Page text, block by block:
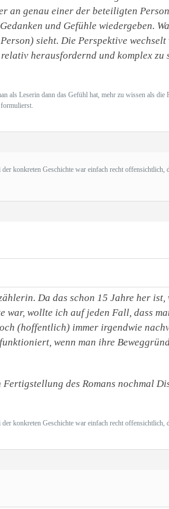
an genau einer der beteiligten
und Gefühle wiedergeben.
sieht. Die Perspektive
herausfordernd und komplex
als Leserin dann das Gefühl hat, mehr zu wissen als
konkreten Geschichte war einfach recht offensichtlich,
Da das schon 15 Jahre her
war, wollte ich auf jeden Fall, dass
(hoffentlich) immer irgendwie
wenn man ihre
des Romans nochmal
konkreten Geschichte war einfach recht offensichtlich,